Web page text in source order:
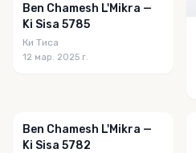
Ben Chamesh L'Mikra —
Ki Sisa 5785
Ки Тиса
12 мар. 2025 г.
Ben Chamesh L'Mikra —
Ki Sisa 5782